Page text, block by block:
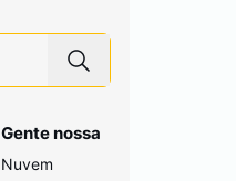
Gente nossa
Nuvem